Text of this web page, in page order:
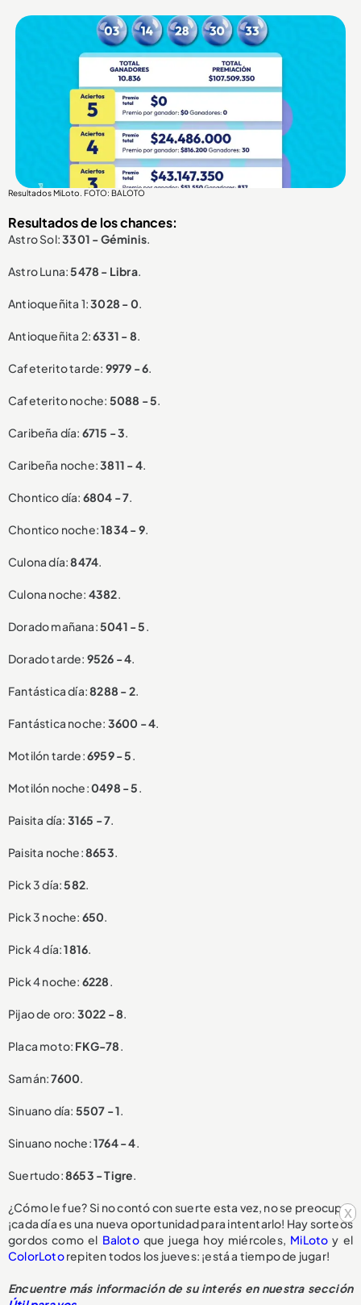
x
Resultados MiLoto. FOTO: BALOTO
Resultados de los chances:
Astro Sol:3301 - Géminis.
Astro Luna:5478 - Libra.
Antioqueñita 1:3028 - 0.
Antioqueñita 2:6331 - 8.
Cafeterito tarde: 9979 - 6.
Cafeterito noche: 5088 - 5.
Caribeña día: 6715 - 3.
Caribeña noche:3811 - 4.
Chontico día: 6804 - 7.
Chontico noche:1834 - 9.
Culona día:8474.
Culona noche: 4382.
Dorado mañana:5041 - 5.
Dorado tarde: 9526 - 4.
Fantástica día:8288 - 2.
Fantástica noche: 3600 - 4.
Motilón tarde:6959 - 5.
Motilón noche:0498 - 5.
Paisita día: 3165 - 7.
Paisita noche:8653.
Pick 3 día:582.
Pick 3 noche: 650.
Pick 4 día:1816.
Pick 4 noche: 6228.
Pijao de oro: 3022 - 8.
Placa moto: FKG-78.
Samán:7600.
Sinuano día: 5507 - 1.
Sinuano noche:1764 - 4.
Suertudo:8653 - Tigre.
¿Cómo le fue? Si no contó con suerte esta vez, no se preocupe:
¡cada día es una nueva oportunidad para intentarlo! Hay sorteos
gordos como el Balotoque juega hoy miércoles, MiLoto y el
ColorLotorepiten todos los jueves: ¡está a tiempo de jugar!
Encuentre más información de su interés en nuestra sección